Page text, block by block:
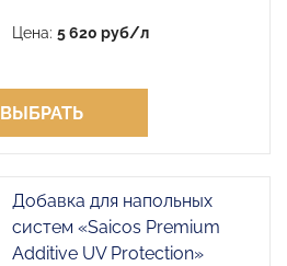
Цена:5 620 руб/л
ВЫБРАТЬ
Добавка для напольных
систем «Saicos Premium
Additive UV Protection»